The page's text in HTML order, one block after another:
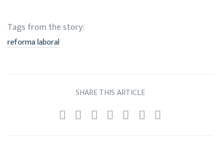
Tags from the story:
reforma laboral
SHARE THIS ARTICLE